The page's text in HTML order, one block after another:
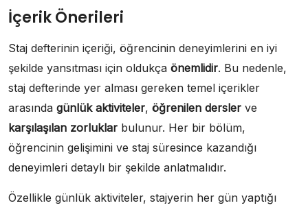
İçerik Önerileri
Staj defterinin içeriği, öğrencinin deneyimlerini en iyi
şekilde yansıtması için oldukça önemlidir. Bu nedenle,
staj defterinde yer alması gereken temel içerikler
arasında günlük aktiviteler, öğrenilen dersler ve
karşılaşılan zorluklar bulunur. Her bir bölüm,
öğrencinin gelişimini ve staj süresince kazandığı
deneyimleri detaylı bir şekilde anlatmalıdır.
Özellikle günlük aktiviteler, stajyerin her gün yaptığı